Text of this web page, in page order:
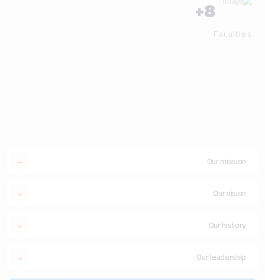
8
+
Faculties
Our mission
Our vision
Our history
Our leadership